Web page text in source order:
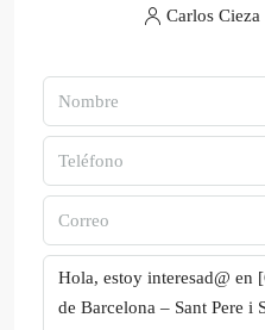
Carlos Cieza